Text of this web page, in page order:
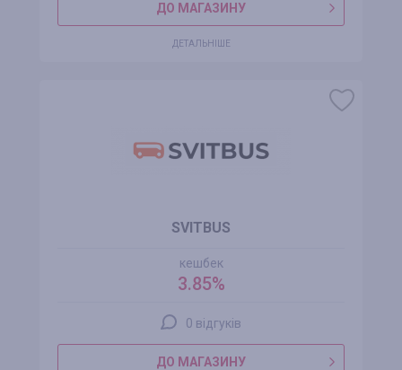
ДО МАГАЗИНУ
ДЕТАЛЬНІШЕ
SVITBUS
кешбек
3.85%
0 відгуків
ДО МАГАЗИНУ